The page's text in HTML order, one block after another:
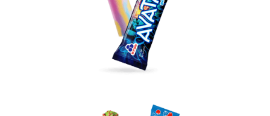
Вакансии
ЗАКАЗАТЬ ПРОДУКЦИЮ «РУДЬ»:
СТАТЬ ПАРТНЕРОМ